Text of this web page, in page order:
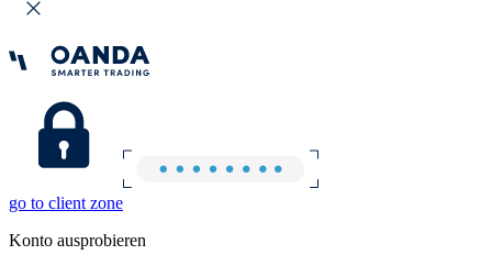
go to client zone
Konto ausprobieren